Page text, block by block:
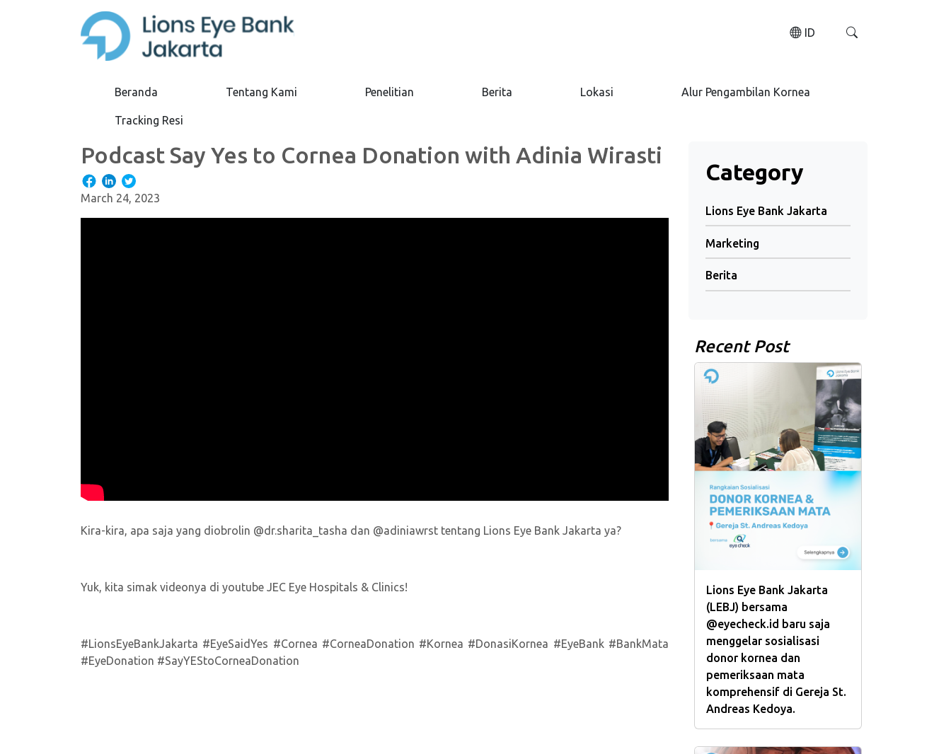
ID
Beranda Tentang Kami Penelitian Berita Lokasi Alur Pengambilan Kornea
Tracking Resi
Podcast Say Yes to Cornea Donation with Adinia Wirasti
March 24, 2023
Kira-kira, apa saja yang diobrolin @dr.sharita_tasha dan @adiniawrst tentang Lions Eye Bank Jakarta ya?
Yuk, kita simak videonya di youtube JEC Eye Hospitals & Clinics!
#LionsEyeBankJakarta #EyeSaidYes #Cornea #CorneaDonation #Kornea #DonasiKornea #EyeBank #BankMata
#EyeDonation #SayYEStoCorneaDonation
Category
Lions Eye Bank Jakarta
Marketing
Berita
Recent Post
Lions Eye Bank Jakarta
(LEBJ) bersama
@eyecheck.id baru saja
menggelar sosialisasi
donor kornea dan
pemeriksaan mata
komprehensif di Gereja St.
Andreas Kedoya.